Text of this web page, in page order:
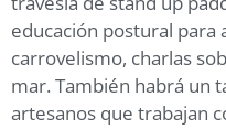
educación postural para
carrovelismo, charlas
mar. También habrá un
artesanos que trabajan